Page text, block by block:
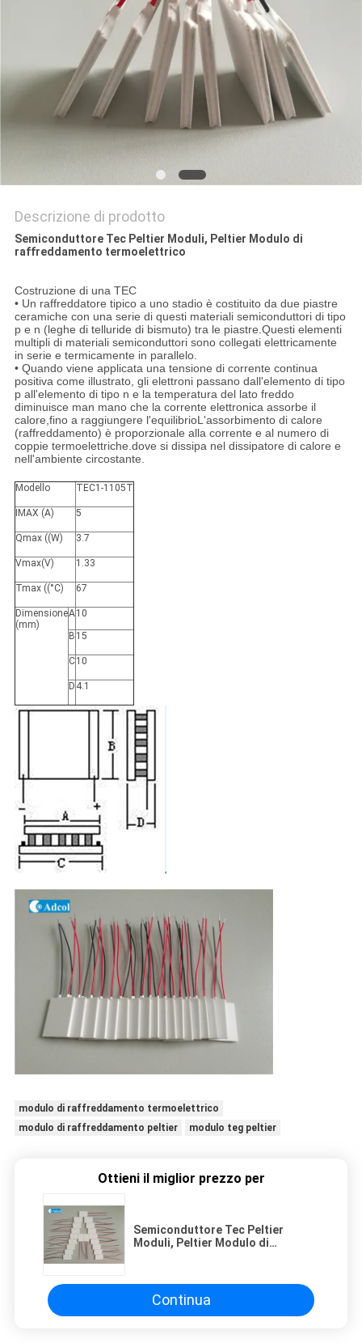
Descrizione di prodotto
Semiconduttore Tec Peltier Moduli, Peltier Modulo di
raffreddamento termoelettrico
Costruzione di una TEC
• Un raffreddatore tipico a uno stadio è costituito da due piastre
ceramiche con una serie di questi materiali semiconduttori di tipo
p e n (leghe di telluride di bismuto) tra le piastre.Questi elementi
multipli di materiali semiconduttori sono collegati elettricamente
in serie e termicamente in parallelo.
• Quando viene applicata una tensione di corrente continua
positiva come illustrato, gli elettroni passano dall'elemento di tipo
p all'elemento di tipo n e la temperatura del lato freddo
diminuisce man mano che la corrente elettronica assorbe il
calore,fino a raggiungere l'equilibrioL'assorbimento di calore
(raffreddamento) è proporzionale alla corrente e al numero di
coppie termoelettriche.dove si dissipa nel dissipatore di calore e
nell'ambiente circostante.
Modello TEC1-1105T
IMAX (A) 5
Qmax ((W) 3.7
Vmax(V) 1.33
Tmax ((°C) 67
Dimensione
(mm)
A10
B 15
C10
D 4.1
modulo di raffreddamento termoelettrico
modulo di raffreddamento peltier
modulo teg peltier
Ottieni il miglior prezzo per
Semiconduttore Tec Peltier
Moduli, Peltier Modulo di
Continua